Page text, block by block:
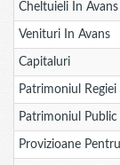
Cheltuieli In Avans
Venituri In Avans
Capitaluri
Patrimoniul Regiei
Patrimoniul Public
Provizioane